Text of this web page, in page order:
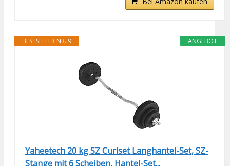
ANGEBOT
BESTSELLER NR. 9
Yaheetech 20 kg SZ Curlset Langhantel-Set, SZ-
Stange mit 6 Scheiben, Hantel-Set...